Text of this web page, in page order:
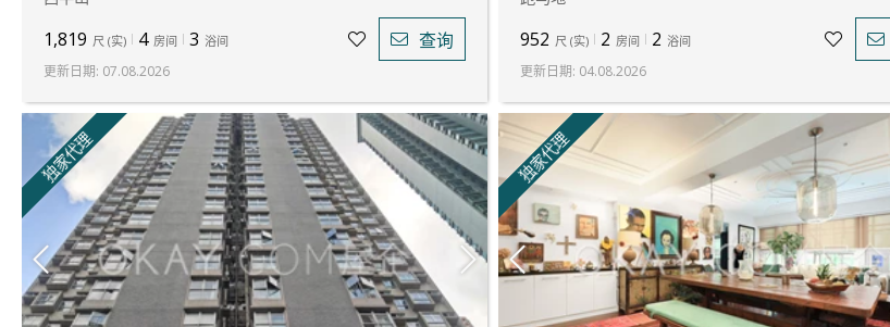
1,819 尺 (实) 4 房间 3 浴间 查询
更新日期: 07.08.2026
952 尺 (实) 2 房间 2 浴间
更新日期: 04.08.2026
独家代理 独家代理